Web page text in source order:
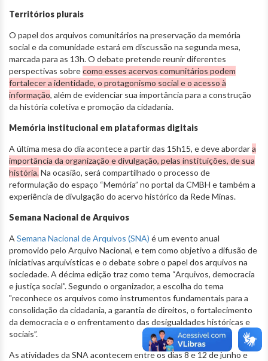
Territórios plurais
O papel dos arquivos comunitários na preservação da memória
social e da comunidade estará em discussão na segunda mesa,
marcada para as 13h. O debate pretende reunir diferentes
perspectivas sobrecomo esses acervos comunitários podem
fortalecer a identidade, o protagonismo social e o acesso à
informação, além de evidenciar sua importância para a construção
da história coletiva e promoção da cidadania.
Memória institucional em plataformas digitais
A última mesa do dia acontece a partir das 15h15, e deve abordara
importância da organização e divulgação, pelas instituições, de sua
história.Na ocasião, será compartilhado o processo de
reformulação do espaço “Memória” no portal da CMBH e também a
experiência de divulgação do acervo histórico da Rede Minas.
Semana Nacional de Arquivos
A Semana Nacional de Arquivos (SNA) é um evento anual
promovido pelo Arquivo Nacional, e tem como objetivo a difusão de
iniciativas arquivísticas e o debate sobre o papel dos arquivos na
sociedade. A décima edição traz como tema “Arquivos, democracia
e justiça social”. Segundo o organizador, a escolha do tema
"reconhece os arquivos como instrumentos fundamentais para a
consolidação da cidadania, a garantia de direitos, o fortalecimento
da democracia e o enfrentamento das desigualdades históricas e
sociais”.
As atividades da SNA acontecem entre os dias 8 e 12 de junho e